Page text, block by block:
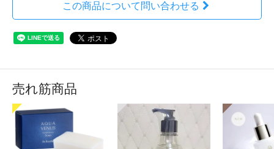
この商品について問い合わせる
売れ筋商品